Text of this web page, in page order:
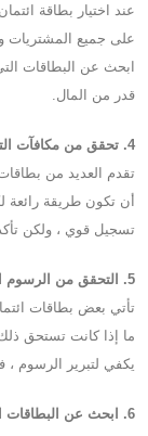
عند اختيار بطاقة
على جميع المشتريات
ابحث عن البطاقات
قدر من المال.
4. تحقق من مكافآت التسجيل
تقدم العديد من
أن تكون طريقة
تسجيل قوي ، ولكن
5. التحقق من الرسوم السنوية
تأتي بعض بطاقات
ما إذا كانت تستحق
يكفي لتبرير الرسوم
6. ابحث عن البطاقات التي تقدم مكافآت إضافية